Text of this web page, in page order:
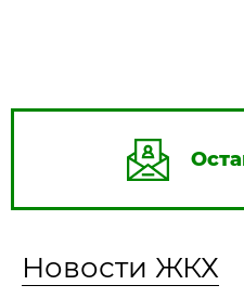
Новости ЖКХ